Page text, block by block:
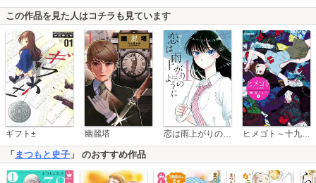
この作品を見た人はコチラも見ています
ギフト± 幽麗塔 恋は雨上がりのように ヒメゴト～十九歳の制服～
「 まつもと史子 」 のおすすめ作品